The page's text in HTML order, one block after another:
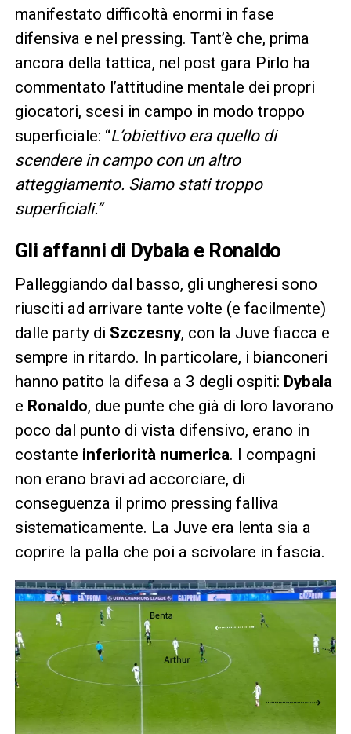
manifestato difficoltà enormi in fase
difensiva e nel pressing. Tant’è che, prima
ancora della tattica, nel post gara Pirlo ha
commentato l’attitudine mentale dei propri
giocatori, scesi in campo in modo troppo
superficiale: “L’obiettivo era quello di
scendere in campo con un altro
atteggiamento. Siamo stati troppo
superficiali.”
Gli affanni di Dybala e Ronaldo
Palleggiando dal basso, gli ungheresi sono
riusciti ad arrivare tante volte (e facilmente)
dalle party di Szczesny, con la Juve fiacca e
sempre in ritardo. In particolare, i bianconeri
hanno patito la difesa a 3 degli ospiti: Dybala
e Ronaldo, due punte che già di loro lavorano
poco dal punto di vista difensivo, erano in
costante inferiorità numerica. I compagni
non erano bravi ad accorciare, di
conseguenza il primo pressing falliva
sistematicamente. La Juve era lenta sia a
coprire la palla che poi a scivolare in fascia.